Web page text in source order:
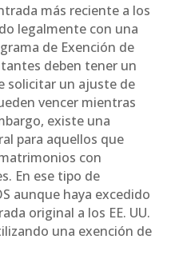
más reciente a los
legalmente con una
de Exención de
deben tener un
solicitar un ajuste de
vencer mientras
existe una
para aquellos que
con
En ese tipo de
aunque haya excedido
original a los EE. UU.
una exención de